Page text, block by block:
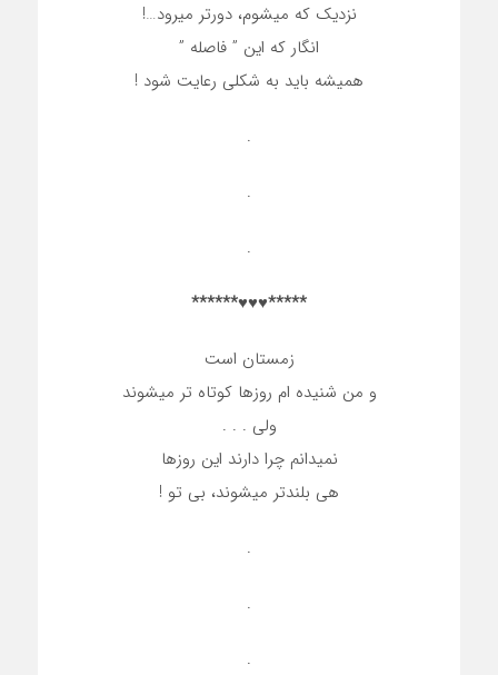
نزدیک که میشوم، دورتر میرود…!
انگار که این ” فاصله ”
همیشه باید به شکلی رعایت شود !
.
.
.
*****♥♥♥******
زمستان است
و من شنیده ام روزها کوتاه تر میشوند
ولی . . .
نمیدانم چرا دارند این روزها
هی بلندتر میشوند، بی تو !
.
.
.